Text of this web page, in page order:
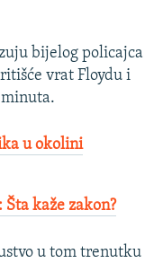
bijelog policajca
vrat Floydu i
u okolini
kaže zakon?
u tom trenutku